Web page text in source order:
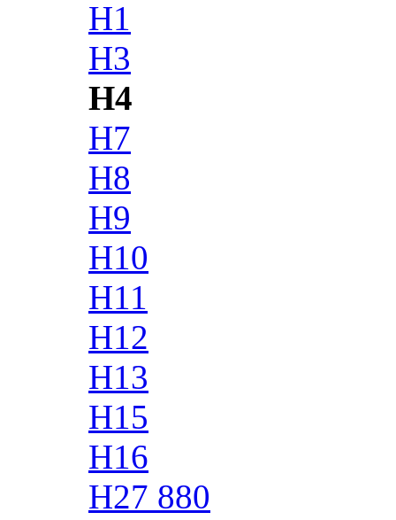
H1
H3
H4
H7
H8
H9
H10
H11
H12
H13
H15
H16
H27 880